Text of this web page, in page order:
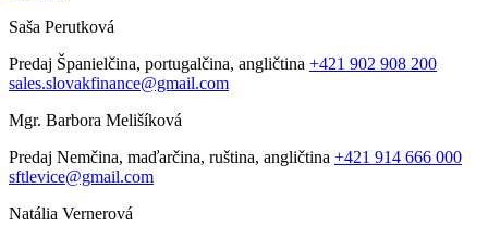
Saša Perutková
Predaj Španielčina, portugalčina, angličtina +421 902 908 200
sales.slovakfinance@gmail.com
Mgr. Barbora Melišíková
Predaj Nemčina, maďarčina, ruština, angličtina +421 914 666 000
sftlevice@gmail.com
Natália Vernerová